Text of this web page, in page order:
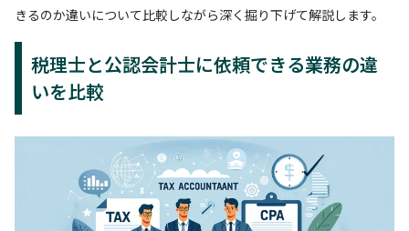
きるのか違いについて比較しながら深く掘り下げて解説します。
税理士と公認会計士に依頼できる業務の違
いを比較